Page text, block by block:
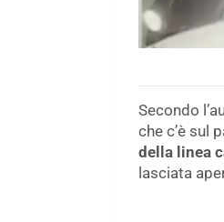
Secondo
che c’è sul
della linea
lasciata